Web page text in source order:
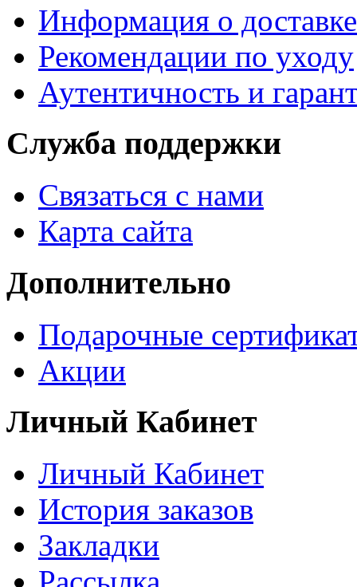
Информация о доставке
Рекомендации по уходу
Аутентичность и
Служба поддержки
Связаться с нами
Карта сайта
Дополнительно
Подарочные
Акции
Личный Кабинет
Личный Кабинет
История заказов
Закладки